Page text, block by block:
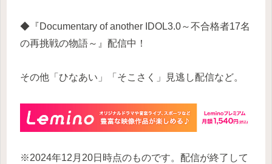
◆『Documentary of another IDOL3.0～不合格者17名
の再挑戦の物語～』配信中！
その他「ひなあい」「そこさく」見逃し配信など。
※2024年12月20日時点のものです。配信が終了して